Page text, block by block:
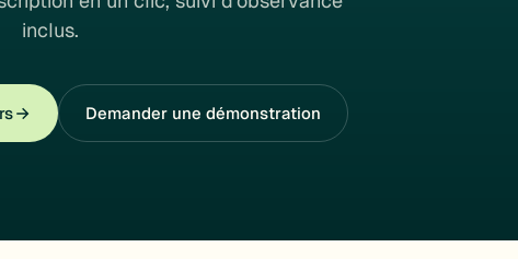
inclus.
Demander une démonstration